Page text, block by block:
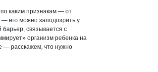
каким признакам — от
его можно заподозрить у
связывается с
организм ребенка на
— расскажем, что нужно